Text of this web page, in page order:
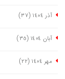
آذر ١٤٠٤ (٣٧)
آبان ١٤٠٤ (٣٥)
مهر ١٤٠٤ (٢٢)